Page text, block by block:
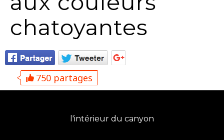
chatoyantes
750 partages
l'intérieur du canyon